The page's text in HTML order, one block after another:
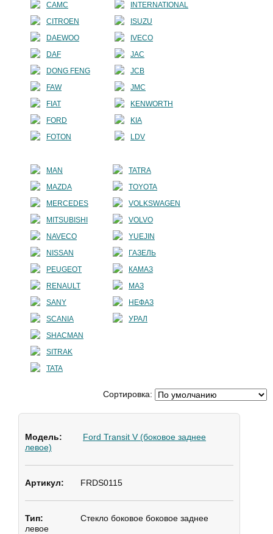
CAMC
CITROEN
DAEWOO
DAF
DONG FENG
FAW
FIAT
FORD
FOTON
INTERNATIONAL
ISUZU
IVECO
JAC
JCB
JMC
KENWORTH
KIA
LDV
MAN
MAZDA
MERCEDES
MITSUBISHI
NAVECO
NISSAN
PEUGEOT
RENAULT
SANY
SCANIA
SHACMAN
SITRAK
TATA
TATRA
TOYOTA
VOLKSWAGEN
VOLVO
YUEJIN
ГАЗЕЛЬ
КАМАЗ
МАЗ
НЕФАЗ
УРАЛ
Сортировка:
Ford Transit V (боковое заднее
левое)
FRDS0115
Стекло боковое боковое заднее
левое